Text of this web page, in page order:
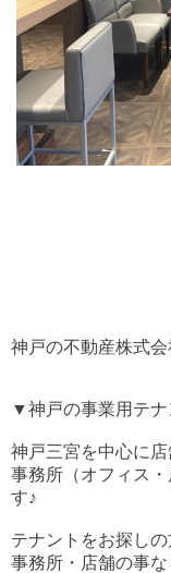
神戸の不動産株式
▼神戸の事業用テナ
神戸三宮を中心に店
事務所（オフィス
す♪
テナントをお探しの
事務所・店舗の事